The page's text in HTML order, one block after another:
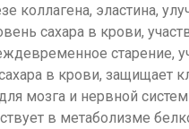
коллагена, эластина,
сахара в крови,
старение,
в крови, защищает
мозга и нервной
в метаболизме